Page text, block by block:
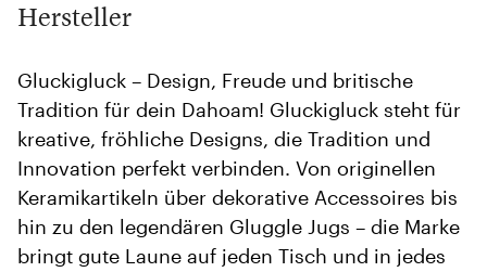
Hersteller
Gluckigluck – Design, Freude und britische
Tradition für dein Dahoam! Gluckigluck steht für
kreative, fröhliche Designs, die Tradition und
Innovation perfekt verbinden. Von originellen
Keramikartikeln über dekorative Accessoires bis
hin zu den legendären Gluggle Jugs – die Marke
bringt gute Laune auf jeden Tisch und in jedes